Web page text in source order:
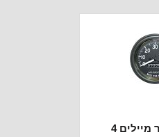
שעון ספידומטר מיילים 4